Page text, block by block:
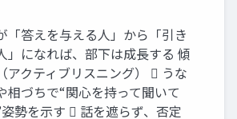
「答えを与える人」から「引き
」になれば、部下は成長する 傾
アクティブリスニング）  うな
相づちで“関心を持って聞いて
勢を示す  話を遮らず、否定